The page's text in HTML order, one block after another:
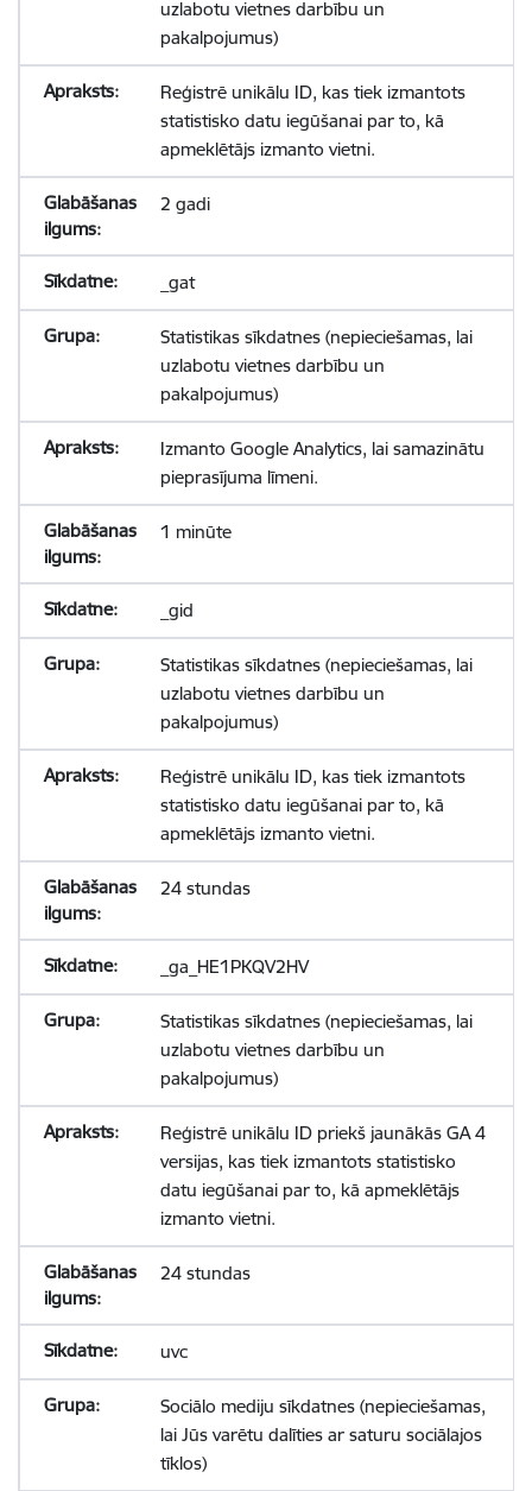
uzlabotu vietnes darbību un
pakalpojumus)
Reģistrē unikālu ID, kas tiek izmantots
statistisko datu iegūšanai par to, kā
apmeklētājs izmanto vietni.
2 gadi
_gat
Statistikas sīkdatnes (nepieciešamas, lai
uzlabotu vietnes darbību un
pakalpojumus)
Izmanto Google Analytics, lai samazinātu
pieprasījuma līmeni.
1 minūte
_gid
Statistikas sīkdatnes (nepieciešamas, lai
uzlabotu vietnes darbību un
pakalpojumus)
Reģistrē unikālu ID, kas tiek izmantots
statistisko datu iegūšanai par to, kā
apmeklētājs izmanto vietni.
24 stundas
_ga_HE1PKQV2HV
Statistikas sīkdatnes (nepieciešamas, lai
uzlabotu vietnes darbību un
pakalpojumus)
Reģistrē unikālu ID priekš jaunākās GA 4
versijas, kas tiek izmantots statistisko
datu iegūšanai par to, kā apmeklētājs
izmanto vietni.
24 stundas
uvc
Sociālo mediju sīkdatnes (nepieciešamas,
lai Jūs varētu dalīties ar saturu sociālajos
tīklos)